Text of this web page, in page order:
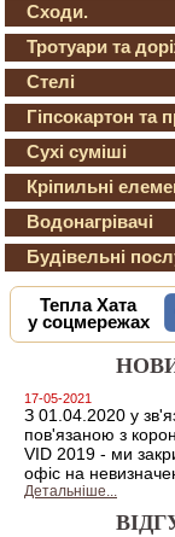
Сходи.
Тротуари та
Стелі
Гіпсокартон та
Сухі суміші
Кріпильні
Водонагрівачі
Будівельні
Тепла Хата
у соцмережах
17-05-2021
З 01.04.2020 у
пов'язаною з
VID 2019 - ми
офіс на
Детальніше...